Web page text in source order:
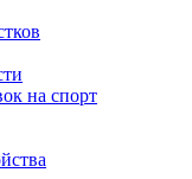
на спорт